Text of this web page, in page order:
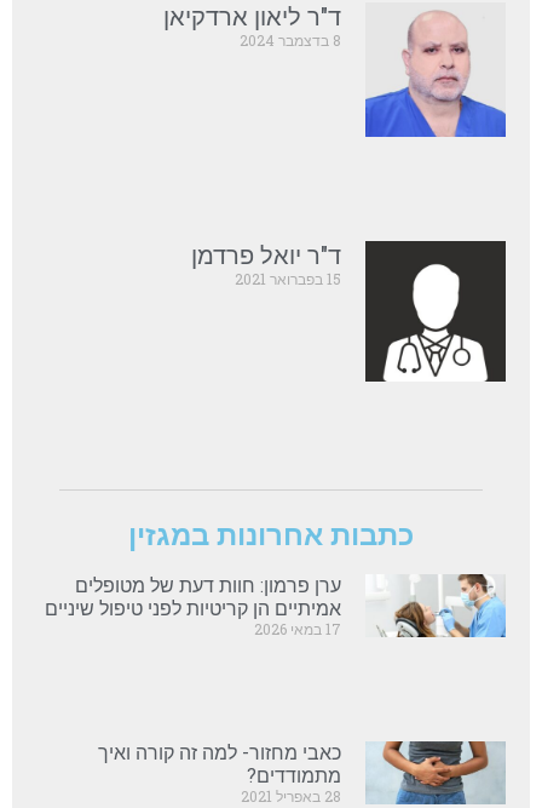
ד"ר ליאון ארדקיאן
8 בדצמבר 2024
ד"ר יואל פרדמן
15 בפברואר 2021
כתבות אחרונות במגזין
ערן פרמון: חוות דעת של מטופלים
אמיתיים הן קריטיות לפני טיפול שיניים
17 במאי 2026
כאבי מחזור- למה זה קורה ואיך
מתמודדים?
28 באפריל 2021